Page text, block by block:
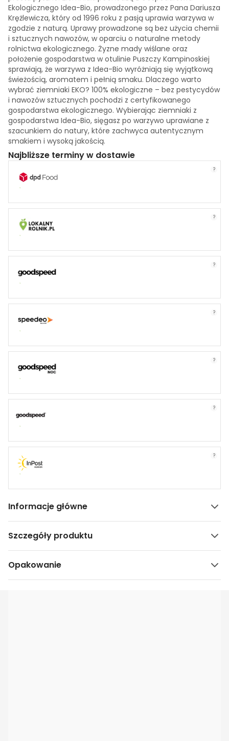
Ekologicznego Idea-Bio, prowadzonego przez Pana Dariusza
Krężlewicza, który od 1996 roku z pasją uprawia warzywa w
zgodzie z naturą. Uprawy prowadzone są bez użycia chemii
i sztucznych nawozów, w oparciu o naturalne metody
rolnictwa ekologicznego. Żyzne mady wiślane oraz
położenie gospodarstwa w otulinie Puszczy Kampinoskiej
sprawiają, że warzywa z Idea-Bio wyróżniają się wyjątkową
świeżością, aromatem i pełnią smaku. Dlaczego warto
wybrać ziemniaki EKO? 100% ekologiczne – bez pestycydów
i nawozów sztucznych pochodzi z certyfikowanego
gospodarstwa ekologicznego. Wybierając ziemniaki z
gospodarstwa Idea-Bio, sięgasz po warzywo uprawiane z
szacunkiem do natury, które zachwyca autentycznym
smakiem i wysoką jakością.
Najbliższe terminy w dostawie
?
?
?
?
?
?
?
Informacje główne
Szczegóły produktu
Opakowanie